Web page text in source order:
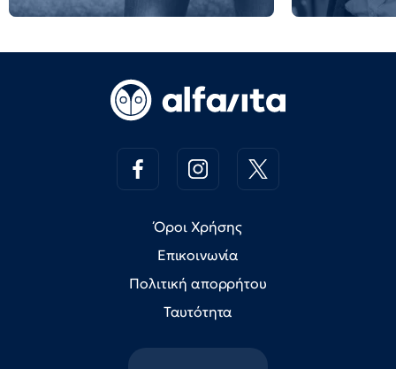
Όροι Χρήσης
Επικοινωνία
Πολιτική απορρήτου
Ταυτότητα